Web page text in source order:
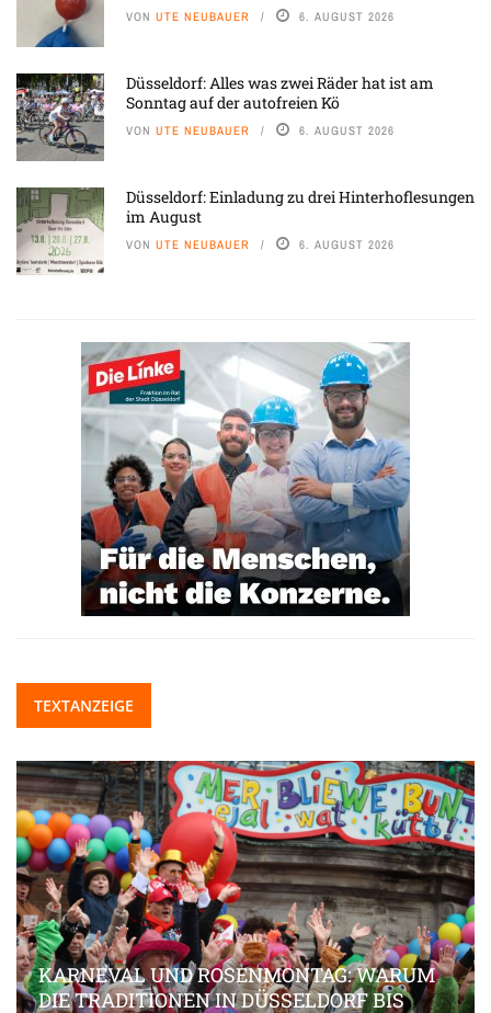
VON UTE NEUBAUER 6. AUGUST 2026
Düsseldorf: Alles was zwei Räder hat ist am
Sonntag auf der autofreien Kö
VON UTE NEUBAUER 6. AUGUST 2026
Düsseldorf: Einladung zu drei Hinterhoflesungen
im August
VON UTE NEUBAUER 6. AUGUST 2026
TEXTANZEIGE
KARNEVAL UND ROSENMONTAG: WARUM
DIE TRADITIONEN IN DÜSSELDORF BIS